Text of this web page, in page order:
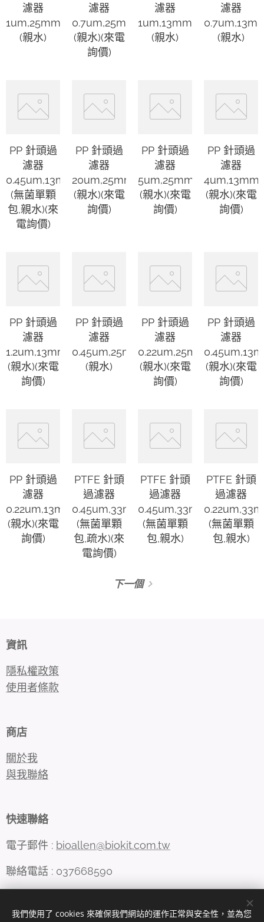
濾器
1um,25mm
(親水)
濾器
0.7um,25mm
(親水)(來電
詢價)
濾器
1um,13mm
(親水)
濾器
(親水)
PP 針頭過
濾器
0.45um,13mm
(無菌單顆
包,親水)(來
電詢價)
PP 針頭過
濾器
20um,25mm
(親水)(來電
詢價)
PP 針頭過
濾器
5um,25mm
(親水)(來電
詢價)
PP 針頭過
濾器
4um,13mm
(親水)(來電
詢價)
PP 針頭過
濾器
1.2um,13mm
(親水)(來電
詢價)
PP 針頭過
濾器
0.45um,25mm
(親水)
PP 針頭過
濾器
0.22um,25mm
(親水)(來電
詢價)
PP 針頭過
濾器
(親水)(來電
詢價)
PP 針頭過
濾器
0.22um,13mm
(親水)(來電
詢價)
PTFE 針頭
過濾器
0.45um,33mm
(無菌單顆
包,疏水)(來
電詢價)
PTFE 針頭
過濾器
0.45um,33mm
(無菌單顆
包,親水)
PTFE 針頭
過濾器
(無菌單顆
包,親水)
下一個
資訊
隱私權政策
使用者條款
商店
關於我
與我聯絡
快速聯絡
電子郵件 : bioallen@biokit.com.tw
聯絡電話 : 037668590
我們使用了 cookies 來確保我們網站的運作正常與安全性，並為您